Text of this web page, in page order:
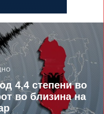
4,4 степени во
во близина на